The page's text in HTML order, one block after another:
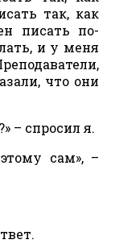
так, как
писать по-
и у меня
что они
– спросил я.
сам», –